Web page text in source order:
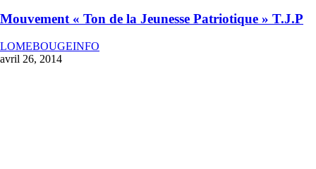
Mouvement « Ton de la Jeunesse Patriotique » T.J.P
LOMEBOUGEINFO
avril 26, 2014